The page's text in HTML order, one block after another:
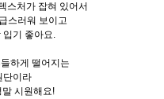
스처가 잡혀 있어서
스러워 보이고
입기 좋아요.
하게 떨어지는
단이라
시원해요!